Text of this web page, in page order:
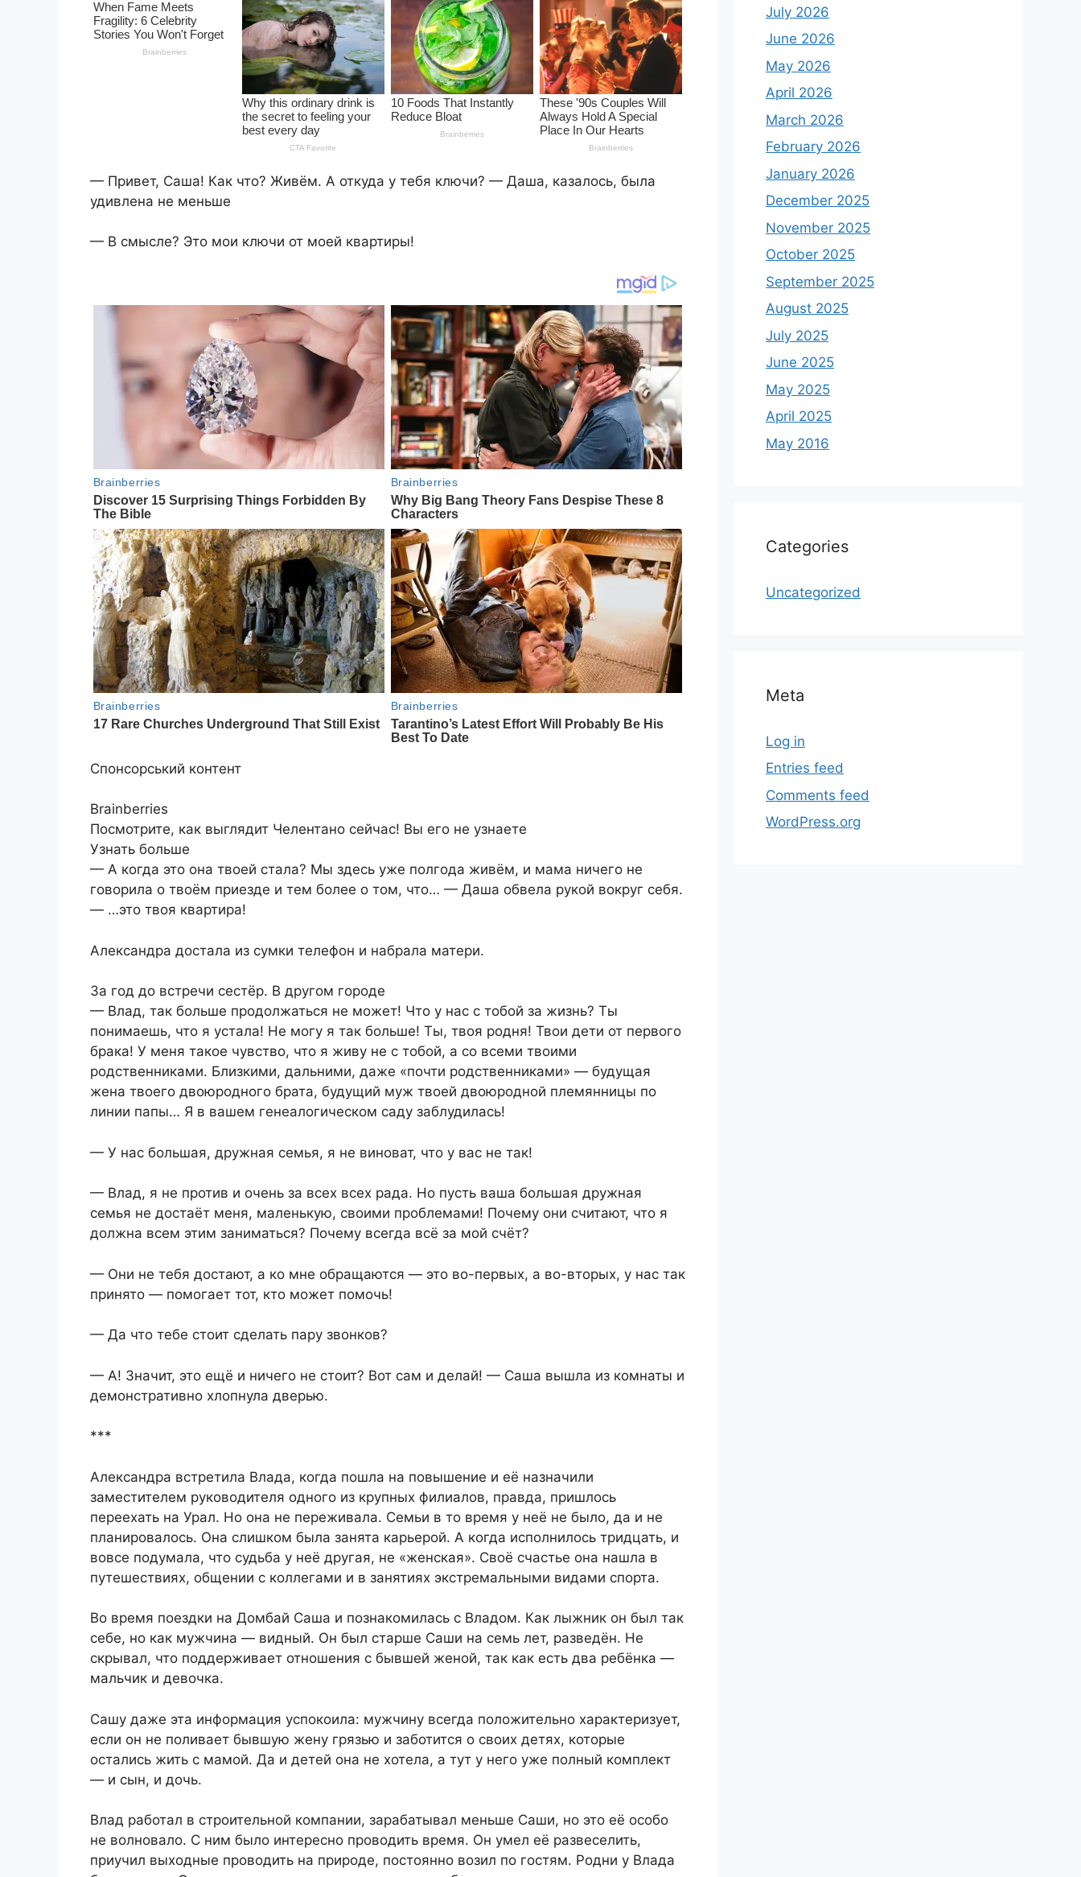
— Привет, Саша! Как что? Живём. А откуда у тебя ключи? — Даша, казалось, была
удивлена не меньше
— В смысле? Это мои ключи от моей квартиры!
Спонсорський контент
Brainberries
Посмотрите, как выглядит Челентано сейчас! Вы его не узнаете
Узнать больше
— А когда это она твоей стала? Мы здесь уже полгода живём, и мама ничего не
говорила о твоём приезде и тем более о том, что… — Даша обвела рукой вокруг себя.
— …это твоя квартира!
Александра достала из сумки телефон и набрала матери.
За год до встречи сестёр. В другом городе
— Влад, так больше продолжаться не может! Что у нас с тобой за жизнь? Ты
понимаешь, что я устала! Не могу я так больше! Ты, твоя родня! Твои дети от первого
брака! У меня такое чувство, что я живу не с тобой, а со всеми твоими
родственниками. Близкими, дальними, даже «почти родственниками» — будущая
жена твоего двоюродного брата, будущий муж твоей двоюродной племянницы по
линии папы… Я в вашем генеалогическом саду заблудилась!
— У нас большая, дружная семья, я не виноват, что у вас не так!
— Влад, я не против и очень за всех всех рада. Но пусть ваша большая дружная
семья не достаёт меня, маленькую, своими проблемами! Почему они считают, что я
должна всем этим заниматься? Почему всегда всё за мой счёт?
— Они не тебя достают, а ко мне обращаются — это во-первых, а во-вторых, у нас так
принято — помогает тот, кто может помочь!
— Да что тебе стоит сделать пару звонков?
— А! Значит, это ещё и ничего не стоит? Вот сам и делай! — Саша вышла из комнаты и
демонстративно хлопнула дверью.
***
Александра встретила Влада, когда пошла на повышение и её назначили
заместителем руководителя одного из крупных филиалов, правда, пришлось
переехать на Урал. Но она не переживала. Семьи в то время у неё не было, да и не
планировалось. Она слишком была занята карьерой. А когда исполнилось тридцать, и
вовсе подумала, что судьба у неё другая, не «женская». Своё счастье она нашла в
путешествиях, общении с коллегами и в занятиях экстремальными видами спорта.
Во время поездки на Домбай Саша и познакомилась с Владом. Как лыжник он был так
себе, но как мужчина — видный. Он был старше Саши на семь лет, разведён. Не
скрывал, что поддерживает отношения с бывшей женой, так как есть два ребёнка —
мальчик и девочка.
Сашу даже эта информация успокоила: мужчину всегда положительно характеризует,
если он не поливает бывшую жену грязью и заботится о своих детях, которые
остались жить с мамой. Да и детей она не хотела, а тут у него уже полный комплект
— и сын, и дочь.
Влад работал в строительной компании, зарабатывал меньше Саши, но это её особо
не волновало. С ним было интересно проводить время. Он умел её развеселить,
приучил выходные проводить на природе, постоянно возил по гостям. Родни у Влада
July 2026
June 2026
May 2026
April 2026
March 2026
February 2026
January 2026
December 2025
November 2025
October 2025
September 2025
August 2025
July 2025
June 2025
May 2025
April 2025
May 2016
Categories
Uncategorized
Meta
Log in
Entries feed
Comments feed
WordPress.org